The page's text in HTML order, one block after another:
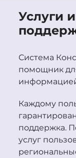
Услуги
Система
помощник
Каждому
поддержка.
услуг